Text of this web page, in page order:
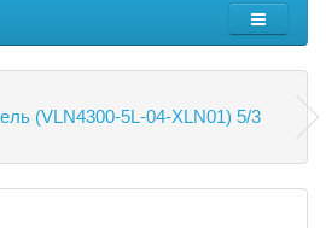
(VLN4300-5L-04-XLN01) 5/3